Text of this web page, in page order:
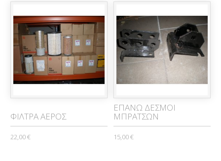
ΦΙΛΤΡΑ ΑΕΡΟΣ
22,00 €
ΕΠΑΝΩ ΔΕΣΜΟΙ
ΜΠΡΑΤΣΩΝ
15,00 €